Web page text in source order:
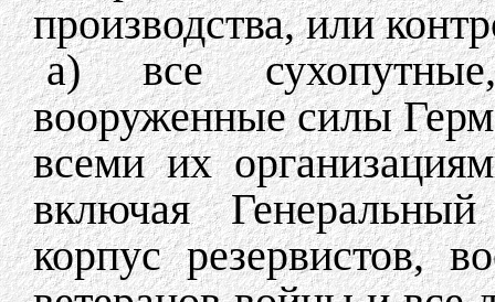
производства, или
а) все
вооруженные силы
всеми их
включая
корпус резервистов,